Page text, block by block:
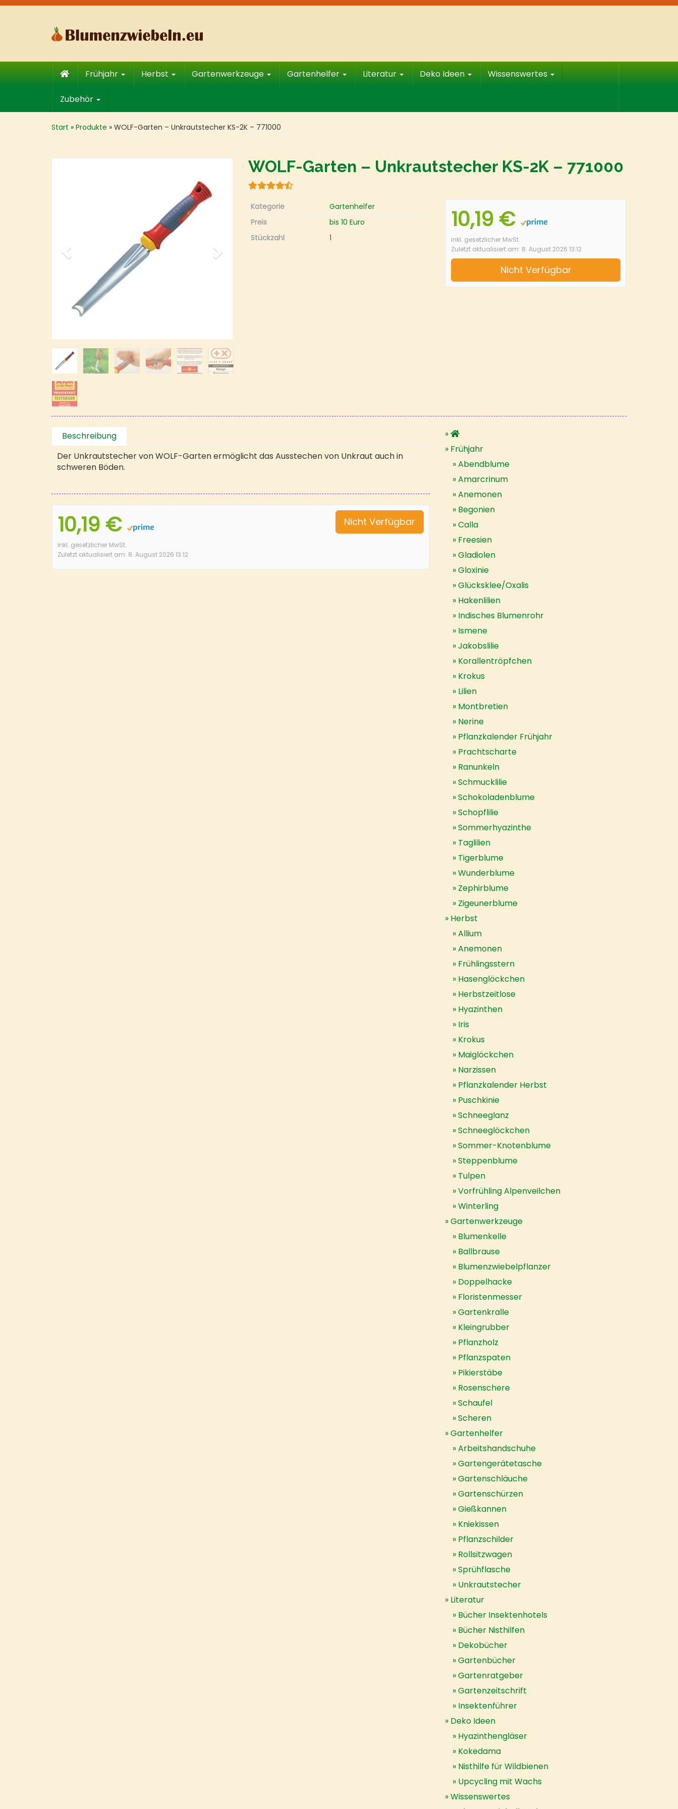
Skip
Frühjahr Herbst Gartenwerkzeuge Gartenhelfer Literatur Deko Ideen Wissenswertes
Zubehör
Start » Produkte » WOLF-Garten – Unkrautstecher KS-2K – 771000
WOLF-Garten – Unkrautstecher KS-2K – 771000
10,19 €
inkl. gesetzlicher MwSt.
Zuletzt aktualisiert am: 8. August 2026 13:12
Nicht Verfügbar
Kategorie
Gartenhelfer
Preis
bis 10 Euro
Stückzahl
1
Beschreibung
Der Unkrautstecher von WOLF-Garten ermöglicht das Ausstechen von Unkraut auch in
schweren Böden.
10,19 €
inkl. gesetzlicher MwSt.
Zuletzt aktualisiert am: 8. August 2026 13:12
Nicht Verfügbar
Frühjahr
Abendblume
Amarcrinum
Anemonen
Begonien
Calla
Freesien
Gladiolen
Gloxinie
Glücksklee/Oxalis
Hakenlilien
Indisches Blumenrohr
Ismene
Jakobslilie
Korallentröpfchen
Krokus
Lilien
Montbretien
Nerine
Pflanzkalender Frühjahr
Prachtscharte
Ranunkeln
Schmucklilie
Schokoladenblume
Schopflilie
Sommerhyazinthe
Taglilien
Tigerblume
Wunderblume
Zephirblume
Zigeunerblume
Herbst
Allium
Anemonen
Frühlingsstern
Hasenglöckchen
Herbstzeitlose
Hyazinthen
Iris
Krokus
Maiglöckchen
Narzissen
Pflanzkalender Herbst
Puschkinie
Schneeglanz
Schneeglöckchen
Sommer-Knotenblume
Steppenblume
Tulpen
Vorfrühling Alpenveilchen
Winterling
Gartenwerkzeuge
Blumenkelle
Ballbrause
Blumenzwiebelpflanzer
Doppelhacke
Floristenmesser
Gartenkralle
Kleingrubber
Pflanzholz
Pflanzspaten
Pikierstäbe
Rosenschere
Schaufel
Scheren
Gartenhelfer
Arbeitshandschuhe
Gartengerätetasche
Gartenschläuche
Gartenschürzen
Gießkannen
Kniekissen
Pflanzschilder
Rollsitzwagen
Sprühflasche
Unkrautstecher
Literatur
Bücher Insektenhotels
Bücher Nisthilfen
Dekobücher
Gartenbücher
Gartenratgeber
Gartenzeitschrift
Insektenführer
Deko Ideen
Hyazinthengläser
Kokedama
Nisthilfe für Wildbienen
Upcycling mit Wachs
Wissenswertes